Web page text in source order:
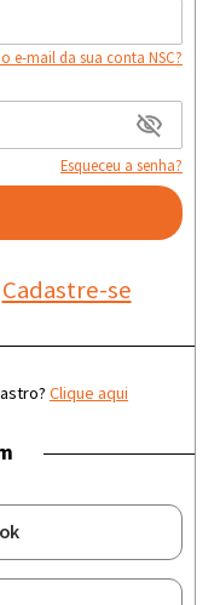
e-mail da sua conta NSC?
Esqueceu a senha?
Cadastre-se
Clique aqui